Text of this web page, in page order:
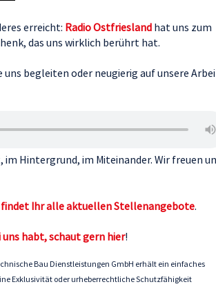
erreicht: Radio Ostfriesland hat uns zum
das uns wirklich berührt hat.
begleiten oder neugierig auf unsere
Hintergrund, im Miteinander. Wir freuen
findet Ihr alle aktuellen Stellenangebote.
habt, schaut gern hier!
Bau Dienstleistungen GmbH erhält ein einfaches
Exklusivität oder urheberrechtliche Schutzfähigkeit